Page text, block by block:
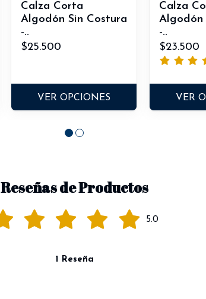
Calza Corta
Algodón Sin Costura
-..
$25.500
VER OPCIONES
Calza
Algodón
-..
$23.500
VER
Reseñas de Productos
5.0
1 Reseña